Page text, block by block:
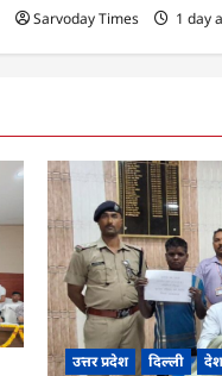
Sarvoday Times 1 day
उत्तर प्रदेश दिल्ली देश